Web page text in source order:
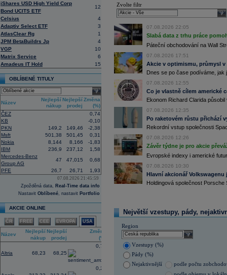
iShares USD High Yield Corp
Bond UCITS ETF
12
Celsius
4
Adaptiv Select ETF
3
AtlasClear Rg
1
JPM BetaBuildrs Jp
4
VGP
10
Matrix Service
6
Amadeus IT Hold
15
OBLÍBENÉ TITULY
select
Název
Nejlepší
nákup
Nejlepší
prodej
Změna
(%)
ČEZ
0,74
KB
-0,10
PKN
149,2 149,46
-2,38
Msft
501,38 501,45
0,31
Nokia
8,144 8,166
-1,83
IBM
236,9 237,12
1,58
Mercedes-Benz
Group AG
47 47,015
0,68
PFE
26,7 26,71 1,93
07.08.2026 21:45:59
Zpožděná data, Real-Time data info
Nastavit Oblíbené, nastavit Portfolio
AKCIE ONLINE
ČR FREE CEE EVROPA USA
Název
Nejlepší
nákup
Nejlepší
prodej
Změna
(%)
Altria 68,23 68,25
0,72
0,26
16:23 Zvýšení výroby balistických střel
nějakou dobu potrvá. Agentuře
Armin Papperger. Společná výroba
doplnit arzenál Spojeným státům,
(ČTK)
16:07 Conocophillips
Zisky evropských firem s vysokou
vzrostly nejvíce od třetího čtvrtletí
energetických firem. S odkazem na
uvedla agentura Reuters. Dobré
oceli a chemického průmyslu (ČTK)
15:26 Cloudflare -JP......
15:05 Block - Bernste...
14:49
Airbnb -JP Mor......
14:24
Roche -Morgan......
DHL - Bernstein...
13:44 BAE Systems - M...
13:04 Jedna z největších světových
procent v novém provozovateli
Nový společný podnik založí s
Bestsport O2 arenu a O2
investiční společnost, PPF dosud
12:09
Akciové podílové fondy za prvních
procenta, smíšené fondy 4,4
akciové fondy podle indexu
11:27 Jedna z největších světových
procent v novém provozovateli
Bestsport O2 arenu a O2
investiční společnost, PPF dosud
11:16
Porsche SE
se v pololetí propadla do čisté ztráty
Zároveň automobilku
konkurenceschopnosti (ČTK)
Zvolte filtr
07.08.2026 22:05
Slabá data z trhu práce
Páteční obchodování na Wall
07.08.2026 17:51
Akcie v optimismu, průmysl
Dnes se po čase podíváme,
07.08.2026 12:55
Co je vlastně cílem americké
Ekonom Richard Clarida
07.08.2026 12:35
Po raketovém růstu přichází
Rekordní vstup společnosti
07.08.2026 12:26
Závěr týdne je pro akcie
Evropské indexy i americké
07.08.2026 10:30
Hlavní akcionář
Holdingová společnost
Největší vzestupy, pády,
Region
select
Vzestupy (%)
Pády (%)
Nejaktivnější
podle počtu